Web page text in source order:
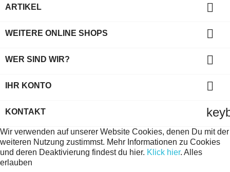
ARTIKEL 
WEITERE ONLINE SHOPS 
WER SIND WIR? 
IHR KONTO 
KONTAKT
Wir verwenden auf unserer Website Cookies, denen Du mit der
weiteren Nutzung zustimmst. Mehr Informationen zu Cookies
und deren Deaktivierung findest du hier. Klick hier. Alles
erlauben